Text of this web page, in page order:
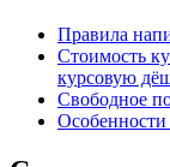
Правила
Стоимость
курсовую
Свободное